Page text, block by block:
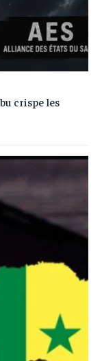
crispe les